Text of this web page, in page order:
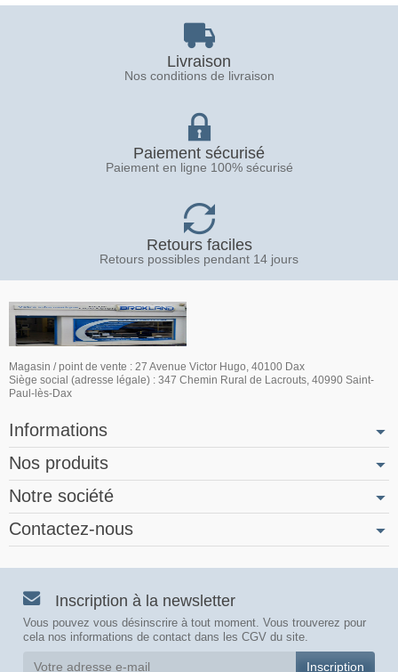
Livraison
Nos conditions de livraison
Paiement sécurisé
Paiement en ligne 100% sécurisé
Retours faciles
Retours possibles pendant 14 jours
Magasin / point de vente : 27 Avenue Victor Hugo, 40100 Dax
Siège social (adresse légale) : 347 Chemin Rural de Lacrouts, 40990 Saint-
Paul-lès-Dax
Informations
Nos produits
Notre société
Contactez-nous
Inscription à la newsletter
Vous pouvez vous désinscrire à tout moment. Vous trouverez pour
cela nos informations de contact dans les CGV du site.